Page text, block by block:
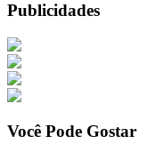
Publicidades
Você Pode Gostar